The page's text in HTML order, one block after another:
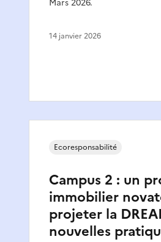
14 janvier 2026
Campus 2 : un
immobilier
projeter la
nouvelles
Ecoresponsabilité